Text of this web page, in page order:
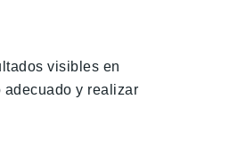
visibles en
adecuado y realizar